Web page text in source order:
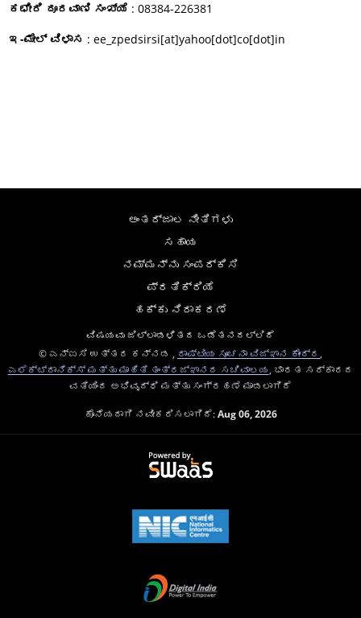
ಕಛೇರಿ ದೂರವಾಣಿ ಸಂಖ್ಯೆ : 08384-226381
ಇ-ಮೇಲ್‌ ವಿಳಾಸ : ee_zpedsirsi[at]yahoo[dot]co[dot]in
ಅಂತರ್ಜಾಲ ನೀತಿಗಳು
ಸಹಾಯ
ನಮ್ಮನ್ನು ಸಂಪರ್ಕಿಸಿ
ಪ್ರತಿಕ್ರಿಯೆ
ಹಕ್ಕು ನಿರಾಕರಣೆ
ವಿಷಯವು ಜಿಲ್ಲಾಡಳಿತದ ಒಡೆತನದಲ್ಲಿದೆ
© ಎನ್ಐಸಿ ಉತ್ತರ ಕನ್ನಡ ,
ರಾಷ್ಟೀಯ ಸೂಚನಾ ವಿಜ್ಞಾನ ಕೇಂದ್ರ
ಎಲೆಕ್ಟ್ರಾನಿಕ್ಸ್ ಮತ್ತು ಮಾಹಿತಿ ತಂತ್ರಜ್ಞಾನದ ಸಚಿವಾಲಯ , ಭಾರತ ಸರ್ಕಾರದ
ವತಿಯಿಂದ ಅಭಿವೃದ್ಧಿ ಮತ್ತು ಸಂಗ್ರಹಣೆ ಮಾಡಲಾಗಿದೆ
ಕೊನೆಯದಾಗಿ ನವೀಕರಿಸಲಾಗಿದೆ:Aug 06, 2026